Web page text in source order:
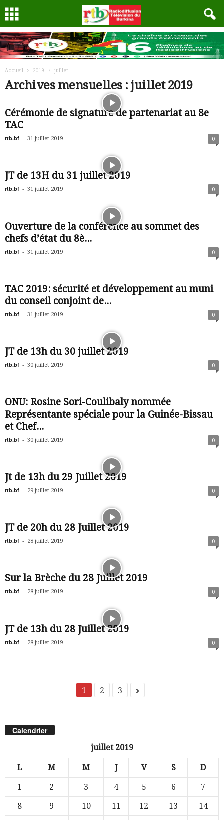
Accueil 2019 juillet
Archives mensuelles : juillet 2019
Cérémonie de signature de partenariat au 8e
TAC
rtb.bf - 31 juillet 2019 0
JT de 13H du 31 juillet 2019
rtb.bf - 31 juillet 2019 0
Ouverture de la conférence au sommet des
chefs d’état du 8è...
rtb.bf - 31 juillet 2019 0
TAC 2019: sécurité et développement au muni
du conseil conjoint de...
rtb.bf - 31 juillet 2019 0
JT de 13h du 30 juillet 2019
rtb.bf - 30 juillet 2019 0
ONU: Rosine Sori-Coulibaly nommée
Représentante spéciale pour la Guinée-Bissau
et Chef...
rtb.bf - 30 juillet 2019 0
Jt de 13h du 29 Juillet 2019
rtb.bf - 29 juillet 2019 0
JT de 20h du 28 Juillet 2019
rtb.bf - 28 juillet 2019 0
Sur la Brèche du 28 Juillet 2019
rtb.bf - 28 juillet 2019 0
JT de 13h du 28 Juillet 2019
rtb.bf - 28 juillet 2019 0
1 2 3
Calendrier
juillet 2019
L M M J V S D
1 2 3 4 5 6
7
8
9 10 11 12 13
14